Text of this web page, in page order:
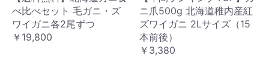
べ比べセット 毛ガニ・ズ
ワイガニ各2尾ずつ
￥19,800
ニ爪500g 北海道稚内産紅
ズワイガニ 2Lサイズ（15
本前後）
￥3,380